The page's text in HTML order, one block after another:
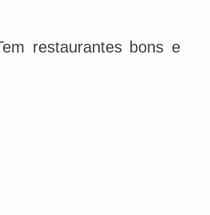
restaurantes bons e